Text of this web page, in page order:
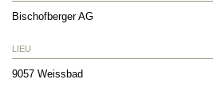
Bischofberger AG
LIEU
9057 Weissbad